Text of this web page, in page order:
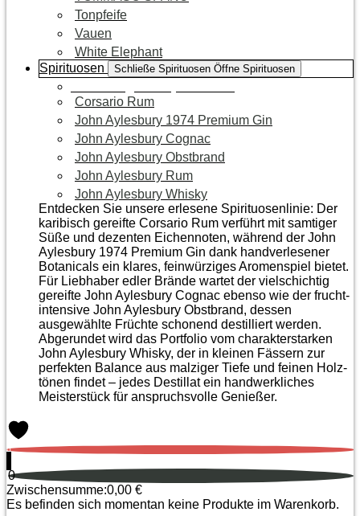
Tonpfeife
Vauen
White Elephant
Spirituosen
Schließe Spirituosen Öffne Spirituosen
Corsario Rum
John Aylesbury 1974 Premium Gin
John Aylesbury Cognac
John Aylesbury Obstbrand
John Aylesbury Rum
John Aylesbury Whisky
Entdecken Sie unsere erlesene Spirituosenlinie: Der
karibisch gereifte Corsario Rum verführt mit samtiger
Süße und dezenten Eichen­noten, während der John
Aylesbury 1974 Premium Gin dank handverlesener
Botanicals ein klares, feinwürziges Aromenspiel bietet.
Für Liebhaber edler Brände wartet der vielschichtig
gereifte John Aylesbury Cognac ebenso wie der frucht­
intensive John Aylesbury Obstbrand, dessen
ausgewählte Früchte schonend destilliert werden.
Abgerundet wird das Portfolio vom charakterstarken
John Aylesbury Whisky, der in kleinen Fässern zur
perfekten Balance aus malziger Tiefe und feinen Holz­
tönen findet – jedes Destillat ein handwerkliches
Meister­stück für anspruchsvolle Genießer.
0
0
Zwischensumme:0,00 €
Es befinden sich momentan keine Produkte im Warenkorb.